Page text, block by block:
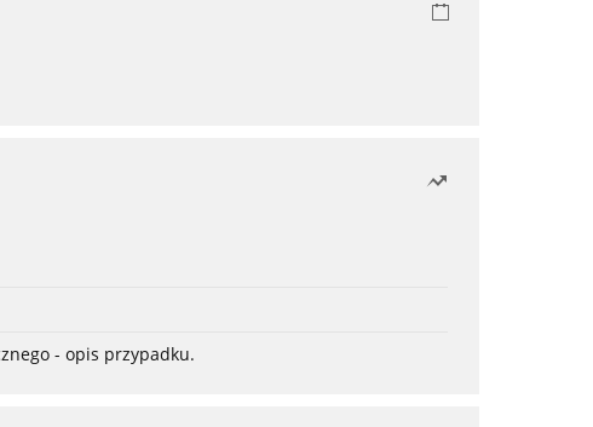
- opis przypadku.